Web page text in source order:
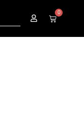
0